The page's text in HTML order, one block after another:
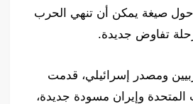
حول صيغة يمكن أن تنهي الحرب
تفاوض جديدة.
ومصدر إسرائيلي، قدمت
المتحدة وإيران مسودة جديدة،